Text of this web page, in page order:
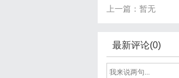
上一篇：暂无
最新评论(0)